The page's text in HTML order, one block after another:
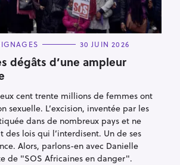
30 JUIN 2026
dégâts d’une ampleur
cent trente millions de femmes ont
sexuelle. L’excision, inventée par les
dans de nombreux pays et ne
des lois qui l’interdisent. Un de ses
Alors, parlons-en avec Danielle
de "SOS Africaines en danger".